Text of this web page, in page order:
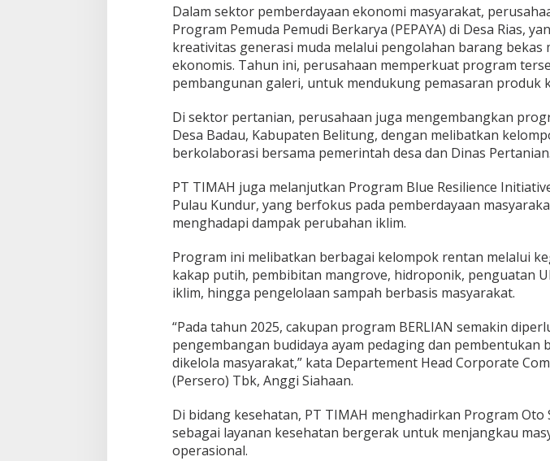
o
o
m
i
L
a
l
Dalam sektor pemberdayaan ekonomi masyarakat,
Program Pemuda Pemudi Berkarya (PEPAYA) di Desa Rias,
kreativitas generasi muda melalui pengolahan barang bekas
ekonomis. Tahun ini, perusahaan memperkuat program
pembangunan galeri, untuk mendukung pemasaran produk
Di sektor pertanian, perusahaan juga mengembangkan
Desa Badau, Kabupaten Belitung, dengan melibatkan
berkolaborasi bersama pemerintah desa dan Dinas Pertanian.
PT TIMAH juga melanjutkan Program Blue Resilience
Pulau Kundur, yang berfokus pada pemberdayaan
menghadapi dampak perubahan iklim.
Program ini melibatkan berbagai kelompok rentan melalui
kakap putih, pembibitan mangrove, hidroponik, penguatan
iklim, hingga pengelolaan sampah berbasis masyarakat.
“Pada tahun 2025, cakupan program BERLIAN semakin
pengembangan budidaya ayam pedaging dan pembentukan
dikelola masyarakat,” kata Departement Head Corporate
(Persero) Tbk, Anggi Siahaan.
Di bidang kesehatan, PT TIMAH menghadirkan Program Oto
sebagai layanan kesehatan bergerak untuk menjangkau
operasional.